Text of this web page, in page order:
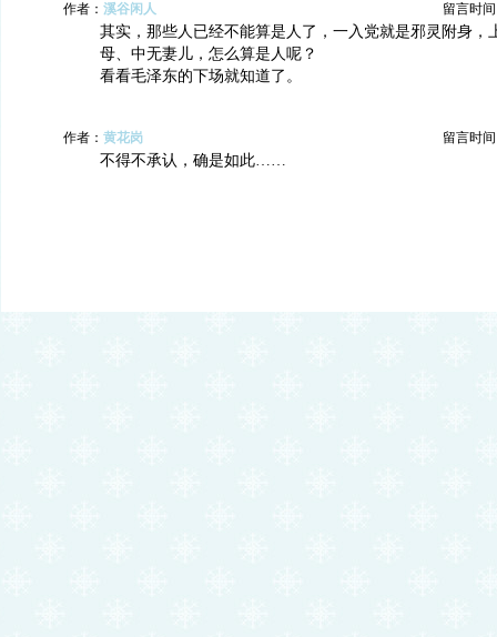
作者： 溪谷闲人 留言时间
其实，那些人已经不能算是人了，一入党就是邪灵附身，
母、中无妻儿，怎么算是人呢？
看看毛泽东的下场就知道了。
作者： 黄花岗 留言时间
不得不承认，确是如此……